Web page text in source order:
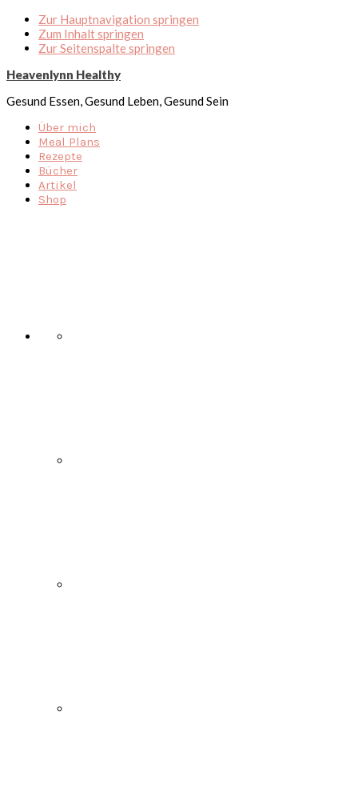
Zur Hauptnavigation springen
Zum Inhalt springen
Zur Seitenspalte springen
Heavenlynn Healthy
Gesund Essen, Gesund Leben, Gesund Sein
Über mich
Meal Plans
Rezepte
Bücher
Artikel
Shop